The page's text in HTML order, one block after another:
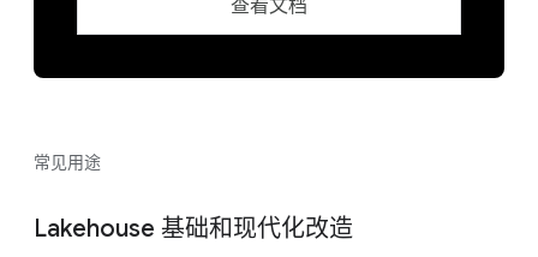
查看文档
常见用途
Lakehouse 基础和现代化改造